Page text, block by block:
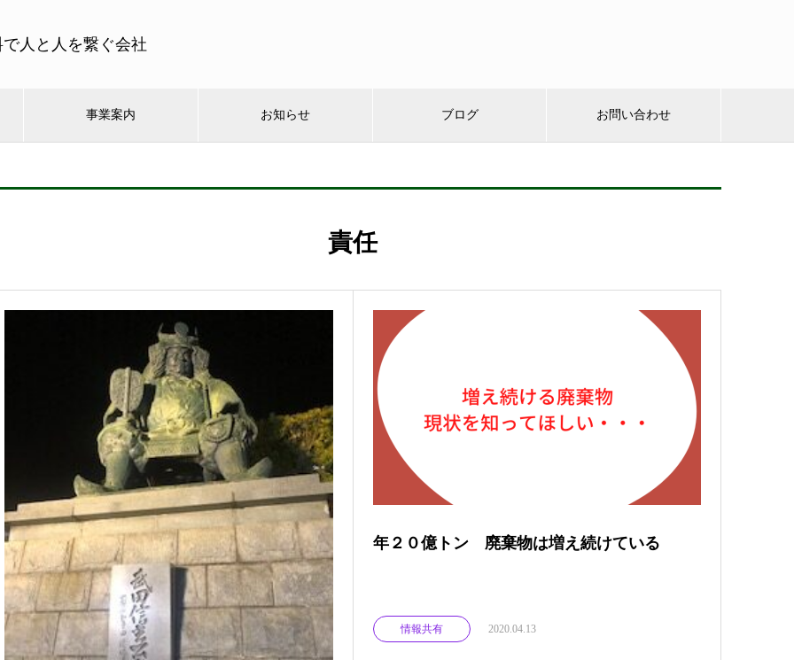
人と人を繋ぐ会社
事業案内 お知らせ ブログ お問い合わせ
責任
年２０億トン 廃棄物は増え続けている
情報共有 2020.04.13